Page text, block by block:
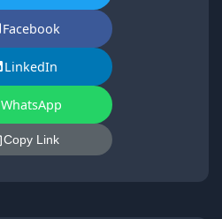
Facebook
LinkedIn
WhatsApp
Copy Link